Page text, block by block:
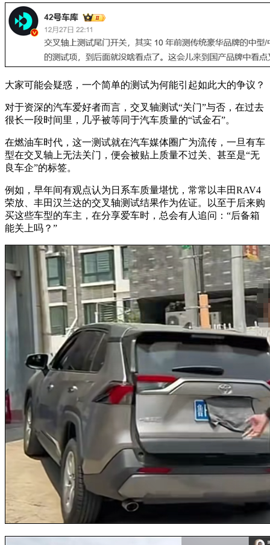
大家可能会疑惑，一个简单的测试为何能引起如此大的争议？
对于资深的汽车爱好者而言，交叉轴测试“关门”与否，在过去
很长一段时间里，几乎被等同于汽车质量的“试金石”。
在燃油车时代，这一测试就在汽车媒体圈广为流传，一旦有车
型在交叉轴上无法关门，便会被贴上质量不过关、甚至是“无
良车企”的标签。
例如，早年间有观点认为日系车质量堪忧，常常以丰田RAV4
荣放、丰田汉兰达的交叉轴测试结果作为佐证。以至于后来购
买这些车型的车主，在分享爱车时，总会有人追问：“后备箱
能关上吗？”